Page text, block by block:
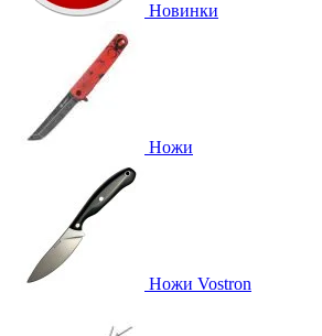
Новинки
Ножи
Ножи Vostron